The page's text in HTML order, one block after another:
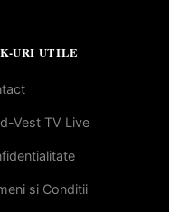
URI UTILE
Vest TV Live
si Conditii